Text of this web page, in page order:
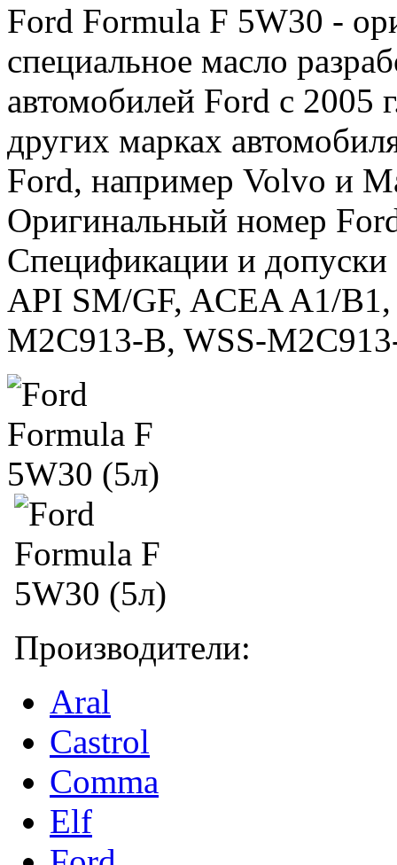
Ford Formula F 5W30 -
специальное масло
автомобилей Ford c 2005
других марках
Ford, например Volvo и
Оригинальный номер
Спецификации и допуски
API SM/GF, ACEA A1/
M2C913-B, WSS-
Производители:
Aral
Castrol
Comma
Elf